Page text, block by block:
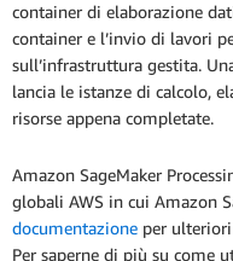
container di elaborazione
container e l’invio di lavori
sull’infrastruttura gestita.
lancia le istanze di calcolo,
risorse appena completate.
Amazon SageMaker
globali AWS in cui Amazon
documentazione per
Per saperne di più su come